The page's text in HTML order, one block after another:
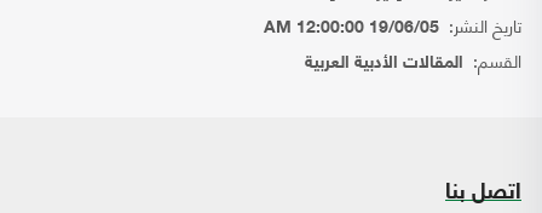
تاريخ النشر: 19/06/05 12:00:00 AM
القسم: المقالات الأدبية العربية
اتصل بنا